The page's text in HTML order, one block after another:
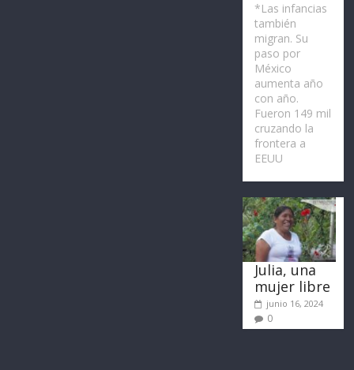
*Las infancias
también
migran. Su
paso por
México
aumenta año
con año.
Fueron 149 mil
cruzando la
frontera a
EEUU
Julia, una
mujer libre
junio 16, 2024
0